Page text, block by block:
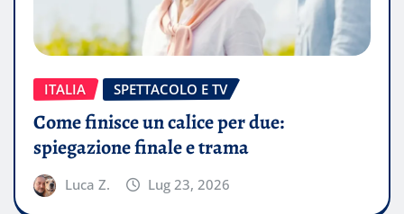
ITALIA SPETTACOLO E TV
Come finisce un calice per due:
spiegazione finale e trama
Luca Z. Lug 23, 2026